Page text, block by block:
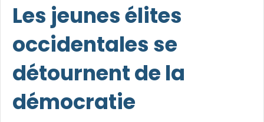
Les jeunes élites
occidentales se
détournent de la
démocratie